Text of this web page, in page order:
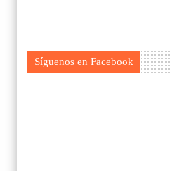
Síguenos en Facebook